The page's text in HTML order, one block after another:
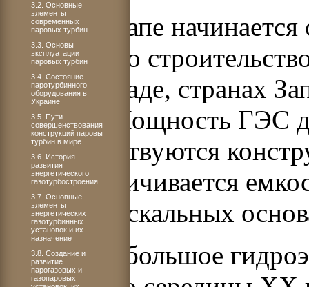
На этом этапе
ресурсов со
США, Канаде, странах
странах. Мощность ГЭС
совершенствуются
резко увеличивается
плотин на скальных
Особенно большое
3.2. Основные
элементы
современных
паровых турбин
3.3. Основы
эксплуатации
паровых турбин
3.4. Состояние
паротурбинного
оборудования в
Украине
3.5. Пути
совершенствования
конструкций паровых
турбин в мире
3.6. История
развития
энергетического
газотурбостроения
3.7. Основные
элементы
энергетических
газотурбинных
установок и их
назначение
3.8. Создание и
развитие
парогазовых и
газопаровых